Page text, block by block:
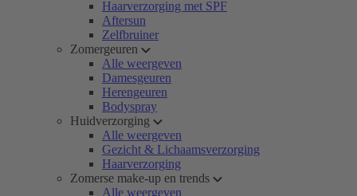
Haarverzorging met SPF
Aftersun
Zelfbruiner
Zomergeuren
Alle weergeven
Damesgeuren
Herengeuren
Bodyspray
Huidverzorging
Alle weergeven
Gezicht & Lichaamsverzorging
Haarverzorging
Zomerse make-up en trends
Alle weergeven